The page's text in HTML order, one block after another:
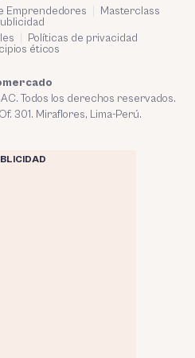
Emprendedores
Masterclass
Políticas de privacidad
éticos
Todos los derechos reservados.
301. Miraflores, Lima-Perú.